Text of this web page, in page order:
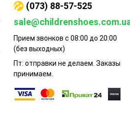
(073) 88-57-525
Прием звонков с 08:00 до 20:00
(без выходных)
Пт: отправки не делаем. Заказы
принимаем.